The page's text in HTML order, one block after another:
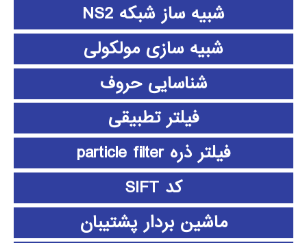
شبیه ساز شبکه NS2
شبیه سازی مولکولی
شناسایی حروف
فیلتر تطبیقی
فیلتر ذره particle filter
کد SIFT
ماشین بردار پشتیبان